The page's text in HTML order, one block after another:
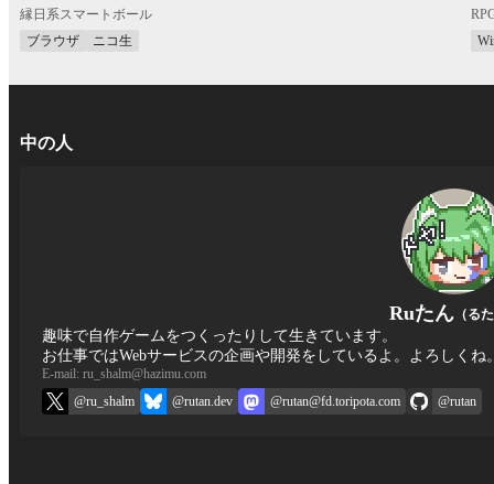
縁日系スマートボール
ブラウザ
ニコ生
中の人
Ruたん（る
趣味で自作ゲームをつくったりして生きています。
お仕事ではWebサービスの企画や開発をしているよ。よろしくね
E-mail: ru_shalm@hazimu.com
@ru_shalm
@rutan.dev @rutan@fd.toripota.com @rutan